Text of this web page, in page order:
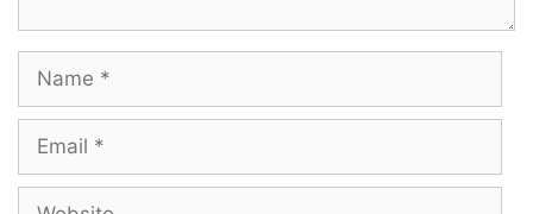
Name
Email
Website